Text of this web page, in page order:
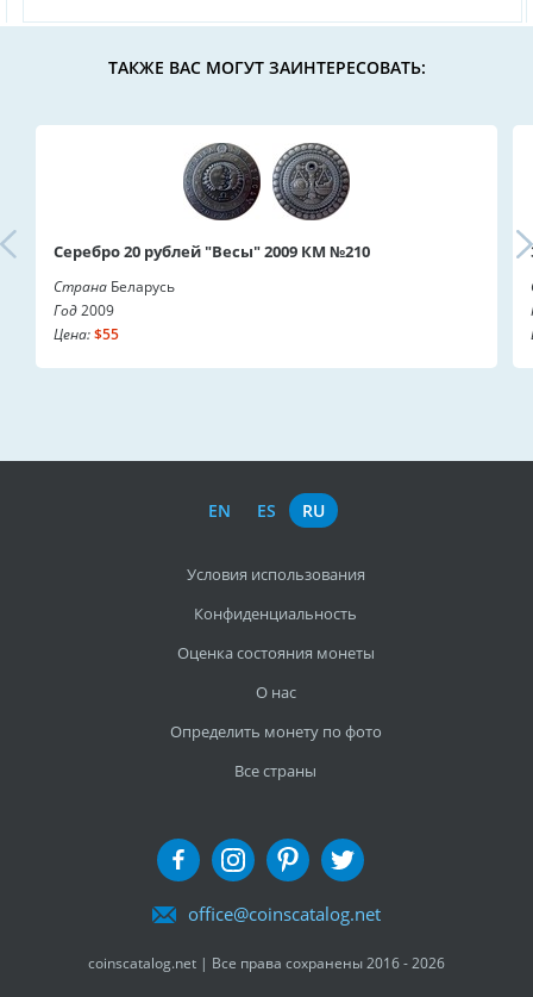
ТАКЖЕ ВАС МОГУТ ЗАИНТЕРЕСОВАТЬ:
Серебро 20 рублей "Весы" 2009 КМ №210
Страна Беларусь
Год2009
Цена:$55
EN ES RU
Условия использования
Конфиденциальность
Оценка состояния монеты
О нас
Определить монету по фото
Все страны
office@coinscatalog.net
coinscatalog.net | Все права сохранены 2016 - 2026